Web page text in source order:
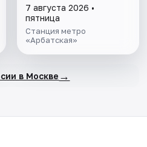
7 августа 2026 •
пятница
Станция метро
«Арбатская»
в Москве →